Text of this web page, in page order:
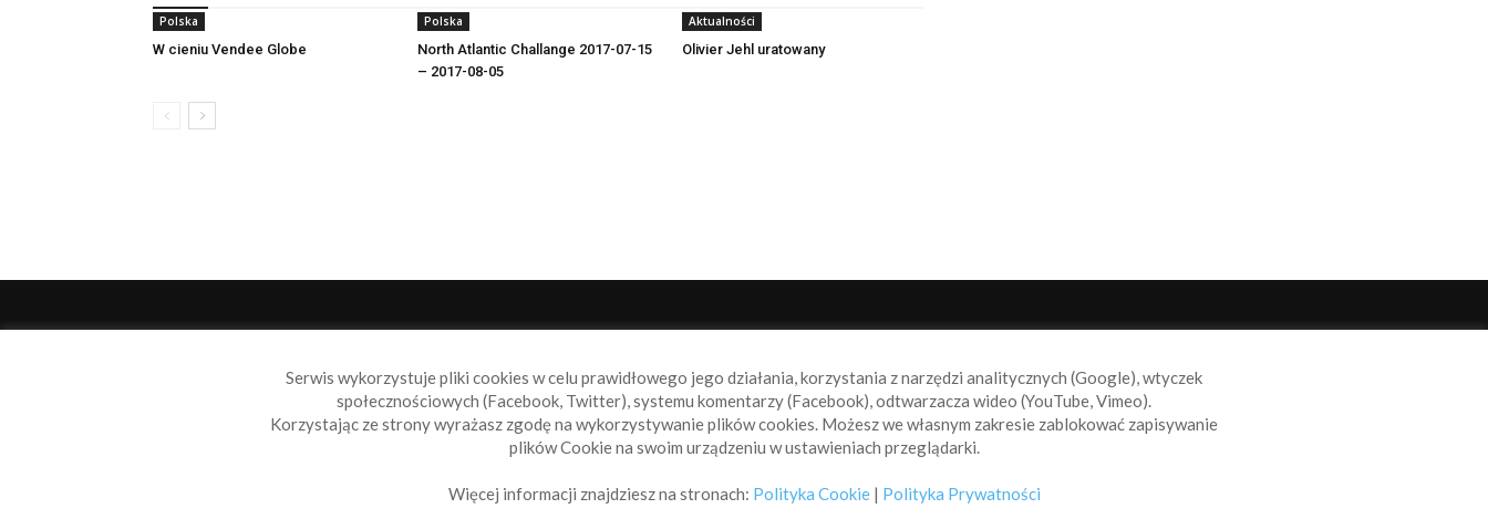
Polska
W cieniu Vendee Globe
Polska
North Atlantic Challange 2017-07-15
– 2017-08-05
Aktualności
Olivier Jehl uratowany
Sailbook.pl to miejsce dla wszystkich, którzy szukają aktualnych
wiadomości ze świata żeglarstwa, świata motorowodniactwa i
nie tylko.
Skontaktuj się z nami:info@sailbook.pl
Serwis wykorzystuje pliki cookies w celu prawidłowego jego działania, korzystania z narzędzi analitycznych (Google), wtyczek
społecznościowych (Facebook, Twitter), systemu komentarzy (Facebook), odtwarzacza wideo (YouTube, Vimeo).
Korzystając ze strony wyrażasz zgodę na wykorzystywanie plików cookies. Możesz we własnym zakresie zablokować zapisywanie
plików Cookie na swoim urządzeniu w ustawieniach przeglądarki.
Więcej informacji znajdziesz na stronach: Polityka Cookie| Polityka Prywatności